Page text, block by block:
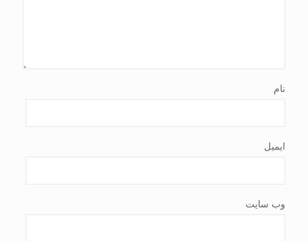
نام
ایمیل
وب‌ سایت